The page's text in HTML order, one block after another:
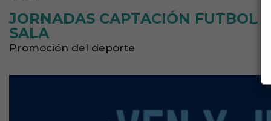
JORNADAS CAPTACIÓN FUTBOL
SALA
Promoción del deporte